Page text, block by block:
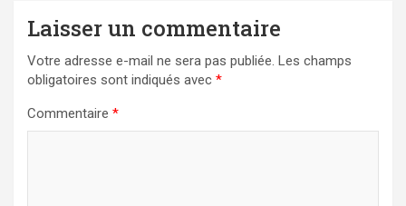
Laisser un commentaire
Votre adresse e-mail ne sera pas publiée. Les champs
obligatoires sont indiqués avec *
Commentaire *